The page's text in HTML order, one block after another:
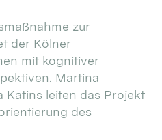
zur
der Kölner
mit kognitiver
Martina
Katins leiten das Projekt
des